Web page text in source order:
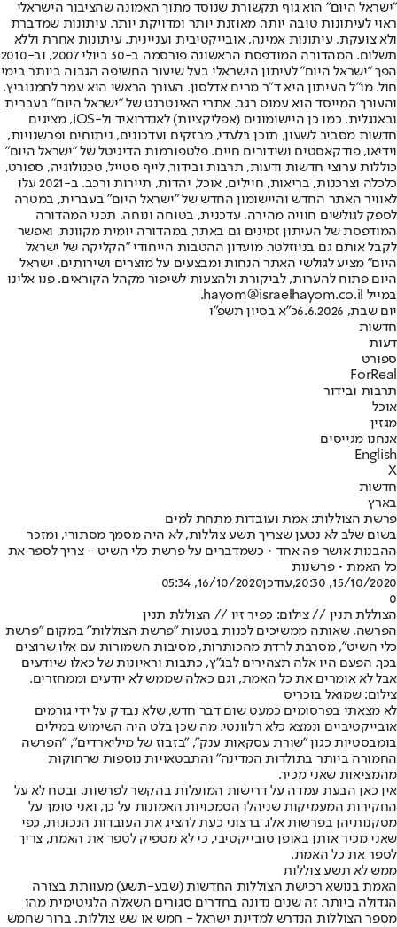
"ישראל היום" הוא גוף תקשורת שנוסד מתוך האמונה שהציבור הישראלי
ראוי לעיתונות טובה יותר, מאוזנת יותר ומדויקת יותר. עיתונות שמדברת
ולא צועקת. עיתונות אמינה, אובייקטיבית ועניינית. עיתונות אחרת וללא
תשלום. המהדורה המודפסת הראשונה פורסמה ב-30 ביולי 2007, וב-2010
הפך "ישראל היום" לעיתון הישראלי בעל שיעור החשיפה הגבוה ביותר בימי
חול. מו"ל העיתון היא ד"ר מרים אדלסון. העורך הראשי הוא עמר לחמנוביץ,
והעורך המייסד הוא עמוס רגב. אתרי האינטרנט של "ישראל היום" בעברית
ובאנגלית, כמו כן היישומונים (אפליקציות) לאנדרואיד ול-iOS, מציגים
חדשות מסביב לשעון, תוכן בלעדי, מבזקים ועדכונים, ניתוחים ופרשנויות,
וידיאו, פודקאסטים ושידורים חיים. פלטפורמות הדיגיטל של "ישראל היום"
כוללות ערוצי חדשות ודעות, תרבות ובידור, לייף סטייל, טכנולוגיה, ספורט,
כלכלה וצרכנות, בריאות, חיילים, אוכל, יהדות, תיירות ורכב. ב-2021 עלו
לאוויר האתר החדש והיישומון החדש של "ישראל היום" בעברית, במטרה
לספק לגולשים חוויה מהירה, עדכנית, בטוחה ונוחה. תכני המהדורה
המודפסת של העיתון זמינים גם באתר, במהדורה יומית מקוונת, ואפשר
לקבל אותם גם בניוזלטר. מועדון ההטבות הייחודי "הקליקה של ישראל
היום" מציע לגולשי האתר הנחות ומבצעים על מוצרים ושירותים. ישראל
היום פתוח להערות, לביקורת ולהצעות לשיפור מקהל הקוראים. פנו אלינו
במייל hayom@israelhayom.co.il.
יום שבת, 6.6.2026
כ"א בסיון תשפ"ו
חדשות
דעות
ספורט
ForReal
תרבות ובידור
אוכל
מגזין
אנחנו מגייסים
English
X
חדשות
בארץ
פרשת הצוללות: אמת ועובדות מתחת למים
בשום שלב לא נטען שצריך תשע צוללות, לא היה מסמך מסתורי, ומזכר
ההבנות אושר פה אחד • כשמדברים על פרשת כלי השיט - צריך לספר את
כל האמת • פרשנות
15/10/2020, 20:30
,עודכן16/10/2020, 05:34
0
הצוללת תנין // צילום: כפיר זיו // הצוללת תנין
הפרשה, שאותה ממשיכים לכנות בטעות "פרשת הצוללות" במקום "פרשת
כלי השיט", מסרבת לרדת מהכותרות, מסיבות השמורות עם אלו שרוצים
בכך. הפעם היו אלה תצהירים לבג"ץ, כתבות וראיונות של כאלו שיודעים
אבל לא אומרים את כל האמת, וגם כאלה שממש לא יודעים וממחזרים.
צילום: שמואל בוכריס
לא מצאתי בפרסומים כמעט שום דבר חדש, שלא נבדק על ידי גורמים
אובייקטיביים ונמצא כלא רלוונטי. מה שכן בלט היה השימוש במילים
בומבסטיות כגון "שורת עסקאות ענק", "בזבוז של מיליארדים", "הפרשה
החמורה ביותר בתולדות המדינה" והתבטאויות נוספות שרחוקות
מהמציאות שאני מכיר.
אין כאן הבעת עמדה על דרישות המועלות בהקשר לפרשות, ובטח לא על
החקירות המעמיקות שניהלו הסמכויות האמונות על כך, ואני סומך על
מסקנותיהן בפרשות אלו. ברצוני כעת להציג את העובדות הנכונות, כפי
שאני מכיר אותן באופן סובייקטיבי, כי לא מספיק לספר את האמת, צריך
לספר את כל האמת.
ממש לא תשע צוללות
האמת בנושא רכישת הצוללות החדשות (שבע-תשע) מעוותת בצורה
הגדולה ביותר. זה שנים נדונה בחדרים סגורים השאלה הלגיטימית מהו
מספר הצוללות הנדרש למדינת ישראל - חמש או שש צוללות. ברור שחמש